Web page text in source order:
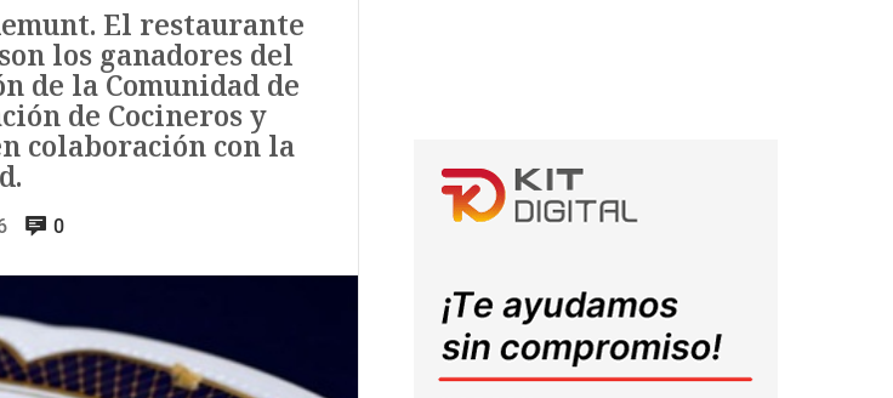
El restaurante
los ganadores del
de la Comunidad de
de Cocineros y
colaboración con la
0